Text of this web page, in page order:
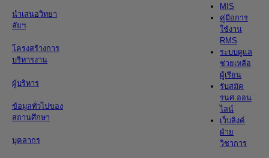
นำเสนอวิทยา
ลัยฯ
โครงสร้างการ
บริหารงาน
ผู้บริหาร
ข้อมูลทั่วไปของ
สถานศึกษา
บุคลากร
MIS
คู่มือการ
ใช้งาน
RMS
ระบบดูแล
ช่วยเหลือ
ผู้เรียน
รับสมัค
รนศ.ออน
ไลน์
เว็บลิงค์
ฝ่าย
วิชาการ